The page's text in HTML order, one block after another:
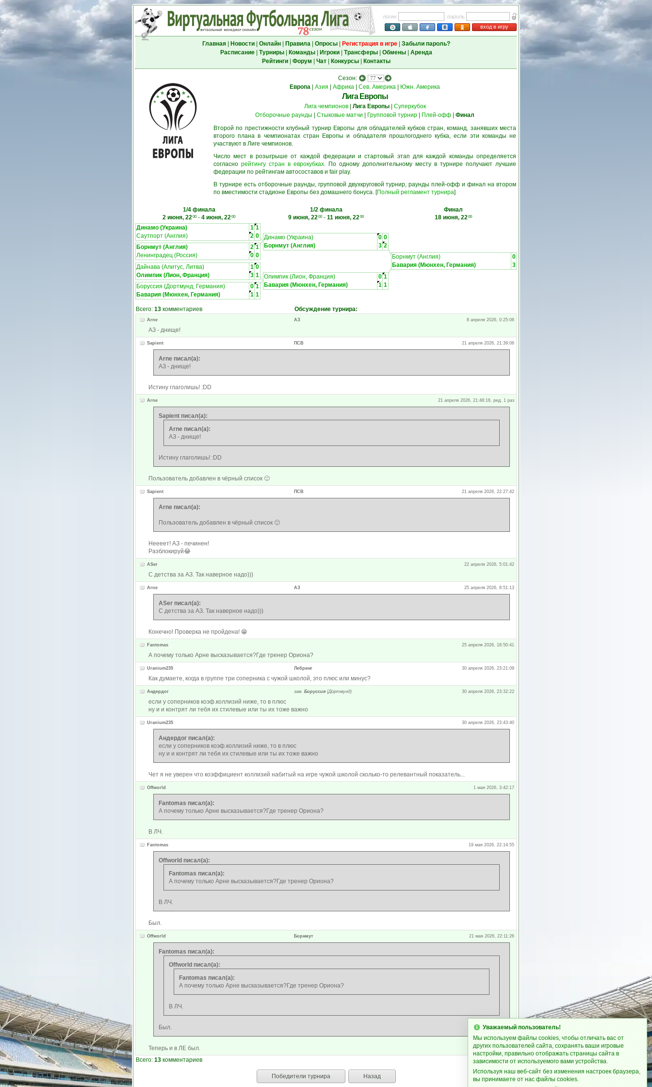
логин
пароль
вход в игру
Главная| Новости| Онлайн| Правила| Опросы| Регистрация в игре| Забыли пароль?
Расписание| Турниры| Команды| Игроки| Трансферы| Обмены| Аренда
Рейтинги| Форум Чат| Конкурсы| Контакты
Сезон:
Европа
Азия Африка Сев. Америка Южн. Америка
Лига Европы
Лига чемпионов| Лига Европы| Суперкубок
Отборочные раунды
Стыковые матчи Групповой турнир Плей-офф
Финал
Второй по престижности клубный турнир Европы для обладателей кубков стран, команд, занявших места
второго плана в чемпионатах стран Европы и обладателя прошлогоднего кубка, если эти команды не
участвуют в Лиге чемпионов.
Число мест в розыгрыше от каждой федерации и стартовый этап для каждой команды определяется
согласно рейтингу стран в еврокубках. По одному дополнительному месту в турнире получают лучшие
федерации по рейтингам автосоставов и fair play.
В турнире есть отборочные раунды, групповой двухкруговой турнир, раунды плей-офф и финал на втором
по вместимости стадионе Европы без домашнего бонуса. [Полный регламент турнира]
1/4 финала
2 июня, 2200- 4 июня, 2200
1/2 финала
9 июня, 2200- 11 июня, 2200
Финал
18 июня, 2200
Динамо (Украина) 1 1
Саутпорт (Англия)
2 0
Борнмут (Англия)
2 1
Ленинградец (Россия)
0 0
Динамо (Украина) 0 0
Борнмут (Англия)
3 2
Борнмут (Англия)
0
Бавария (Мюнхен, Германия)
3
Дайнава (Алитус, Литва) 1 0
Олимпик (Лион, Франция)
3 1
Боруссия (Дортмунд, Германия)
0 1
Бавария (Мюнхен, Германия)
1 1
Олимпик (Лион, Франция) 0 1
Бавария (Мюнхен, Германия)
1 1
Всего: 13 комментариев Обсуждение турнира:
Arne АЗ 8 апреля 2026, 0:25:06
АЗ - днище!
Sapient ПСВ 21 апреля 2026, 21:39:06
Arne писал(а):
АЗ - днище!
Истину глаголишь! :DD
Arne 21 апреля 2026, 21:48:16, ред. 1 раз
Sapient писал(а):
Arne писал(а):
АЗ - днище!
Истину глаголишь! :DD
Пользователь добавлен в чёрный список 🙂
Sapient ПСВ 21 апреля 2026, 22:27:42
Arne писал(а):
Пользователь добавлен в чёрный список 🙂
Неееет! АЗ - печинен!
Разблокируй😂
ASer 22 апреля 2026, 5:01:42
С детства за АЗ. Так наверное надо)))
Arne АЗ 25 апреля 2026, 8:51:13
ASer писал(а):
С детства за АЗ. Так наверное надо)))
Конечно! Проверка не пройдена! 😁
Fantomas 25 апреля 2026, 18:50:41
А почему только Арне высказывается?Где тренер Ориона?
Uranium235 Лебринг 30 апреля 2026, 23:21:09
Как думаете, когда в группе три соперника с чужой школой, это плюс или минус?
Андердог зам. Боруссия (Дортмунд) 30 апреля 2026, 23:32:22
если у соперников коэф.коллизий ниже, то в плюс
ну и и контрят ли тебя их стилевые или ты их тоже важно
Uranium235 30 апреля 2026, 23:43:40
Андердог писал(а):
если у соперников коэф.коллизий ниже, то в плюс
ну и и контрят ли тебя их стилевые или ты их тоже важно
Чет я не уверен что коэффициент коллизий набитый на игре чужой школой сколько-то релевантный показатель...
Offworld 1 мая 2026, 3:42:17
Fantomas писал(а):
А почему только Арне высказывается?Где тренер Ориона?
В ЛЧ.
Fantomas 19 мая 2026, 22:14:55
Offworld писал(а):
Fantomas писал(а):
А почему только Арне высказывается?Где тренер Ориона?
В ЛЧ.
Был.
Offworld Борнмут 21 мая 2026, 22:11:26
Fantomas писал(а):
Offworld писал(а):
Fantomas писал(а):
А почему только Арне высказывается?Где тренер Ориона?
В ЛЧ.
Был.
Теперь и в ЛЕ был.
Всего: 13 комментариев
Победители турнира Назад
Уважаемый пользователь!
Мы используем файлы cookies, чтобы отличать вас от
других пользователей сайта, сохранять ваши игровые
настройки, правильно отображать страницы сайта в
зависимости от используемого вами устройства.
Используя наш веб-сайт без изменения настроек браузера,
вы принимаете от нас файлы cookies.